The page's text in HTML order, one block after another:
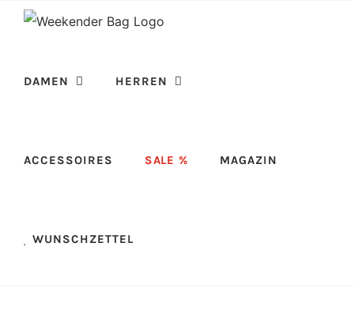
Skip
DAMEN HERREN
ACCESSOIRES SALE % MAGAZIN
WUNSCHZETTEL